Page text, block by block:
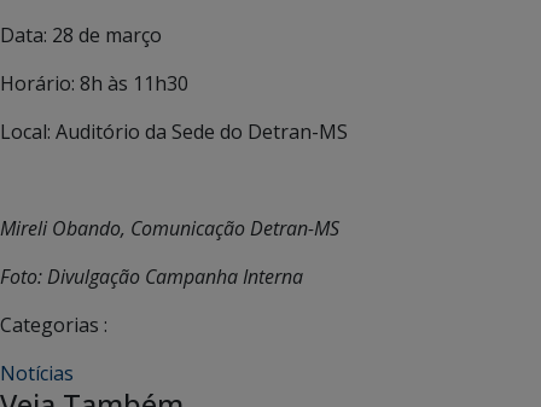
Data: 28 de março
Horário: 8h às 11h30
Local: Auditório da Sede do Detran-MS
Mireli Obando, Comunicação Detran-MS
Foto: Divulgação Campanha Interna
Categorias :
Notícias